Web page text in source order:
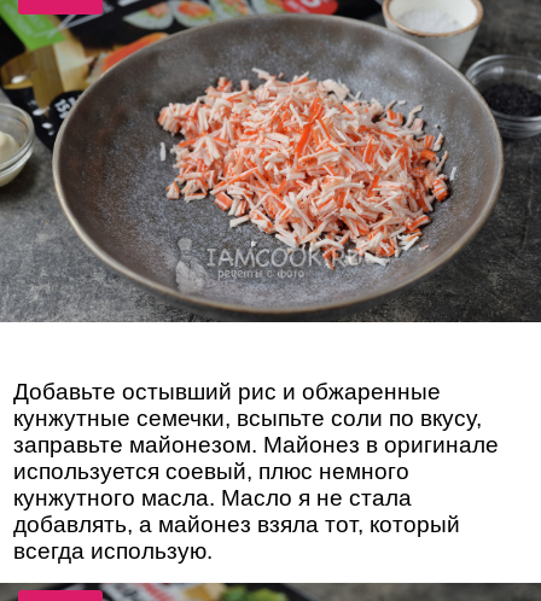
Добавьте остывший рис и обжаренные
кунжутные семечки, всыпьте соли по вкусу,
заправьте майонезом. Майонез в оригинале
используется соевый, плюс немного
кунжутного масла. Масло я не стала
добавлять, а майонез взяла тот, который
всегда использую.